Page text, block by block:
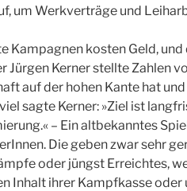
um Werkverträge und
Kampagnen kosten Geld, und
Jürgen Kerner stellte Zahlen
auf der hohen Kante hat
sagte Kerner: »Ziel ist
– Ein altbekanntes
Die geben zwar sehr
oder jüngst Erreichtes,
Inhalt ihrer Kampfkasse